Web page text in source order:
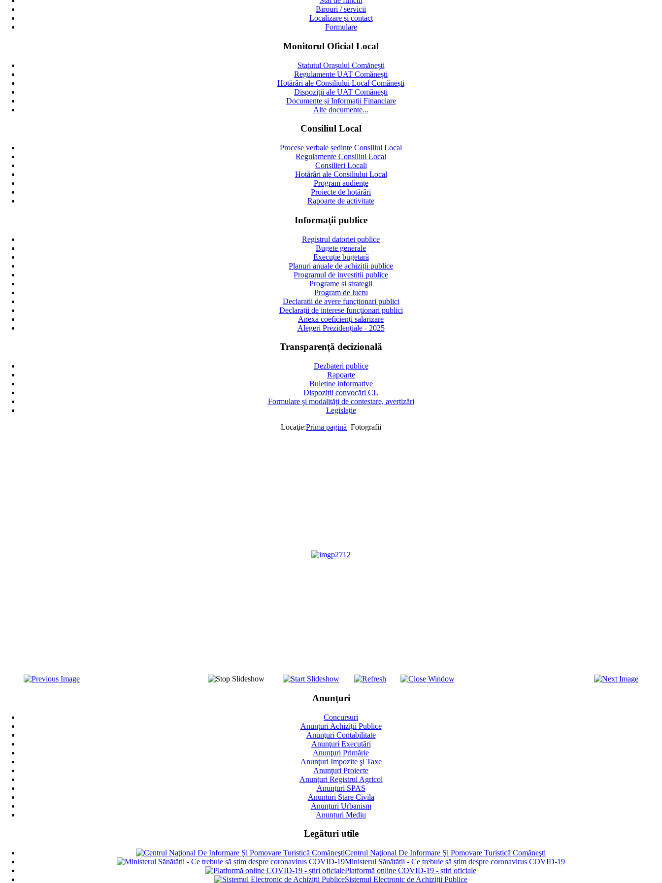
Birouri / servicii
Localizare şi contact
Formulare
Monitorul Oficial Local
Statutul Orașului Comănești
Regulamente UAT Comănești
Hotărâri ale Consiliului Local Comănești
Dispoziții ale UAT Comănești
Documente și Informații Financiare
Alte documente...
Consiliul Local
Procese verbale ședințe Consiliul Local
Regulamente Consiliul Local
Consilieri Locali
Hotărâri ale Consiliului Local
Program audienţe
Proiecte de hotărâri
Rapoarte de activitate
Informaţii publice
Registrul datoriei publice
Bugete generale
Execuție bugetară
Planuri anuale de achiziții publice
Programul de investiții publice
Programe și strategii
Program de lucru
Declaratii de avere funcționari publici
Declaraţii de interese funcționari publici
Anexa coeficienți salarizare
Alegeri Prezidențiale - 2025
Transparență decizională
Dezbateri publice
Rapoarte
Buletine informative
Dispoziții convocări CL
Formulare și modalități de contestare, avertizări
Legislație
Locaţie:Prima pagină Fotografii
Anunţuri
Concursuri
Anunțuri Achiziții Publice
Anunţuri Contabilitate
Anunţuri Executări
Anunţuri Primărie
Anunţuri Impozite şi Taxe
Anunţuri Proiecte
Anunţuri Registrul Agricol
Anunţuri SPAS
Anunturi Stare Civila
Anunţuri Urbanism
Anunțuri Mediu
Legături utile
Centrul Naţional De Informare Și Pomovare Turistică Comăneşti
Ministerul Sănătății - Ce trebuie să știm despre coronavirus COVID-19
Platformă online COVID-19 - știri oficiale
Sistemul Electronic de Achiziții Publice